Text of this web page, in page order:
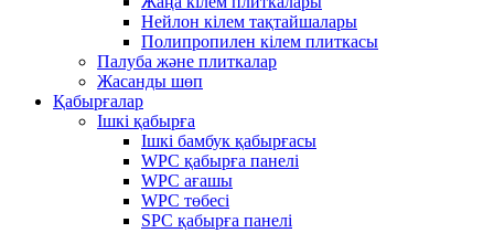
Нейлон кілем тақтайшалары
Полипропилен кілем плиткасы
Палуба және плиткалар
Жасанды шөп
Қабырғалар
Ішкі қабырға
Ішкі бамбук қабырғасы
WPC қабырға панелі
WPC ағашы
WPC төбесі
SPC қабырға панелі